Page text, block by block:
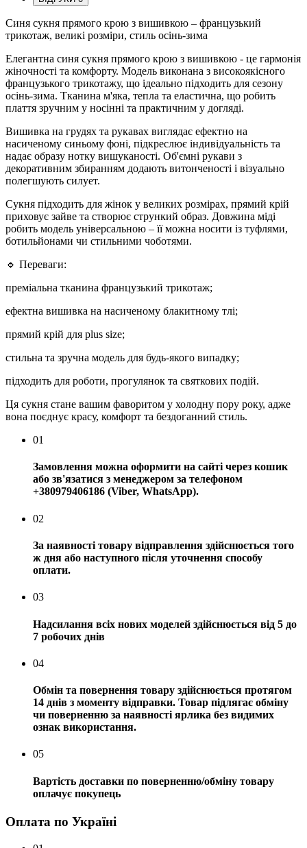
Синя сукня прямого крою з вишивкою – французький
трикотаж, великі розміри, стиль осінь-зима
Елегантна синя сукня прямого крою з вишивкою - це гармонія
жіночності та комфорту. Модель виконана з високоякісного
французького трикотажу, що ідеально підходить для сезону
осінь-зима. Тканина м'яка, тепла та еластична, що робить
плаття зручним у носінні та практичним у догляді.
Вишивка на грудях та рукавах виглядає ефектно на
насиченому синьому фоні, підкреслює індивідуальність та
надає образу нотку вишуканості. Об'ємні рукави з
декоративним збиранням додають витонченості і візуально
полегшують силует.
Сукня підходить для жінок у великих розмірах, прямий крій
приховує зайве та створює стрункий образ. Довжина міді
робить модель універсальною – її можна носити із туфлями,
ботильйонами чи стильними чоботями.
🔹 Переваги:
преміальна тканина французький трикотаж;
ефектна вишивка на насиченому блакитному тлі;
прямий крій для plus size;
стильна та зручна модель для будь-якого випадку;
підходить для роботи, прогулянок та святкових подій.
Ця сукня стане вашим фаворитом у холодну пору року, адже
вона поєднує красу, комфорт та бездоганний стиль.
01
Замовлення можна оформити на сайті через кошик
або зв'язатися з менеджером за телефоном
+380979406186 (Viber, WhatsApp).
02
За наявності товару відправлення здійснюється того
ж дня або наступного після уточнення способу
оплати.
03
Надсилання всіх нових моделей здійснюється від 5 до
7 робочих днів
04
Обмін та повернення товару здійснюється протягом
14 днів з моменту відправки. Товар підлягає обміну
чи поверненню за наявності ярлика без видимих ​​
ознак використання.
05
Вартість доставки по поверненню/обміну товару
оплачує покупець
Оплата по Україні